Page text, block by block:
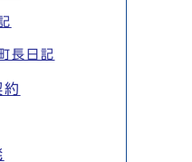
長日記
約